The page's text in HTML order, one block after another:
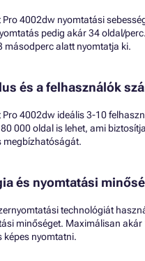
Pro 4002dw nyomtatási
pedig akár 34 oldal/
másodperc alatt nyomtatja ki.
és a felhasználók
Pro 4002dw ideális 3-10
000 oldal is lehet, ami
megbízhatóságát.
és nyomtatási
technológiát
minőséget. Maximálisan
képes nyomtatni.